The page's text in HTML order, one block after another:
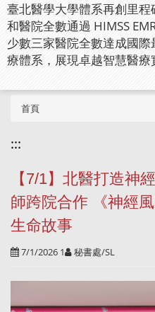
臺北醫學大學體系再創里
和醫院全數通過 HIMSS
少數三家醫院全數達成國
療體系，展現卓越智慧醫療
首頁
:::
【7/1】北醫打造神
師跨院合作 《神經
生命故事
7/1/2026 1 秘書處/SL